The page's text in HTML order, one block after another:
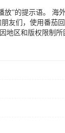
”的提示语。 海
友们，使用番茄
地区和版权限制所